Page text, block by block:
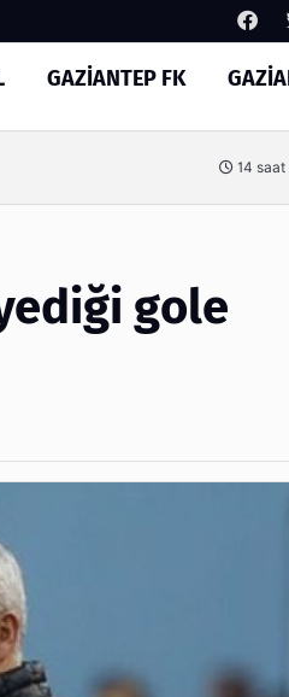
GAZİANTEP FK
17
gole